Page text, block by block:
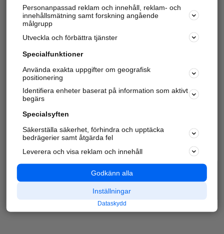
Personanpassad reklam och innehåll, reklam- och
innehållsmätning samt forskning angående
målgrupp
Utveckla och förbättra tjänster
Specialfunktioner
Använda exakta uppgifter om geografisk
positionering
Identifiera enheter baserat på information som aktivt
begärs
Specialsyften
Säkerställa säkerhet, förhindra och upptäcka
bedrägerier samt åtgärda fel
Leverera och visa reklam och innehåll
Godkänn alla
Inställningar
Dataskydd